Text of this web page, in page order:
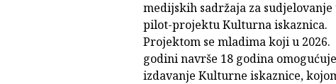
medijskih sadržaja za sudjelovanje
pilot-projektu Kulturna iskaznica.
Projektom se mladima koji u 2026.
godini navrše 18 godina omogućuje
izdavanje Kulturne iskaznice,